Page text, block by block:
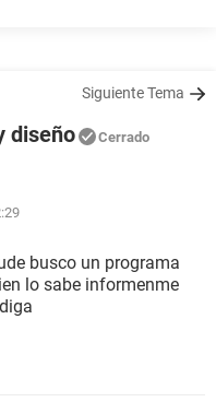
Siguiente Tema
diseño Cerrado
busco un programa
lo sabe informenme